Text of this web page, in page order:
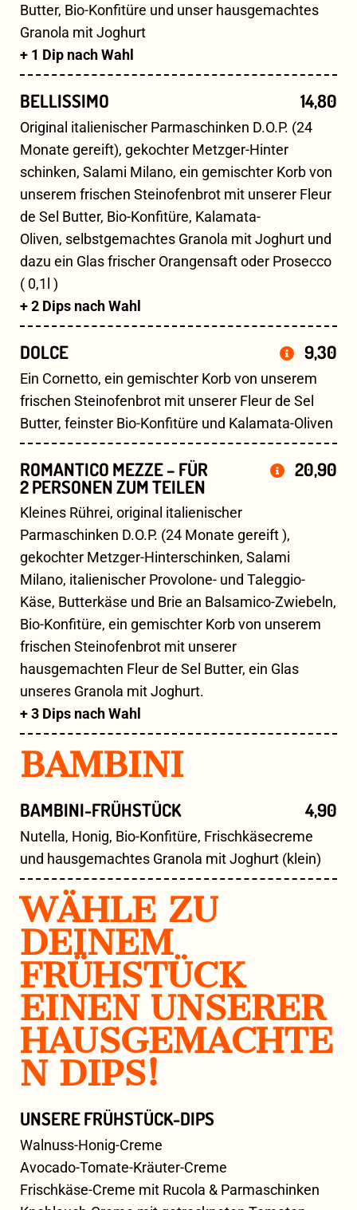
Butter, Bio-Konfitüre und unser hausgemachtes
Granola mit Joghurt
+ 1 Dip nach Wahl
BELLISSIMO 14,80
Original italienischer Parmaschinken D.O.P. (24
Monate gereift), gekochter Metzger-Hinter
schinken, Salami Milano, ein gemischter Korb von
unserem frischen Steinofenbrot mit unserer Fleur
de Sel Butter, Bio-Konfitüre, Kalamata-
Oliven, selbstgemachtes Granola mit Joghurt und
dazu ein Glas frischer Orangensaft oder Prosecco
( 0,1l )
+ 2 Dips nach Wahl
DOLCE 9,30
Ein Cornetto, ein gemischter Korb von unserem
frischen Steinofenbrot mit unserer Fleur de Sel
Butter, feinster Bio-Konfitüre und Kalamata-Oliven
ROMANTICO MEZZE – FÜR
2 PERSONEN ZUM TEILEN
20,90
Kleines Rührei, original italienischer
Parmaschinken D.O.P. (24 Monate gereift ),
gekochter Metzger-Hinterschinken, Salami
Milano, italienischer Provolone- und Taleggio-
Käse, Butterkäse und Brie an Balsamico-Zwiebeln,
Bio-Konfitüre, ein gemischter Korb von unserem
frischen Steinofenbrot mit unserer
hausgemachten Fleur de Sel Butter, ein Glas
unseres Granola mit Joghurt.
+ 3 Dips nach Wahl
BAMBINI
BAMBINI-FRÜHSTÜCK 4,90
Nutella, Honig, Bio-Konfitüre, Frischkäsecreme
und hausgemachtes Granola mit Joghurt (klein)
WÄHLE ZU
DEINEM
FRÜHSTÜCK
EINEN UNSERER
HAUSGEMACHTE
N DIPS!
UNSERE FRÜHSTÜCK-DIPS
Walnuss-Honig-Creme
Avocado-Tomate-Kräuter-Creme
Frischkäse-Creme mit Rucola & Parmaschinken